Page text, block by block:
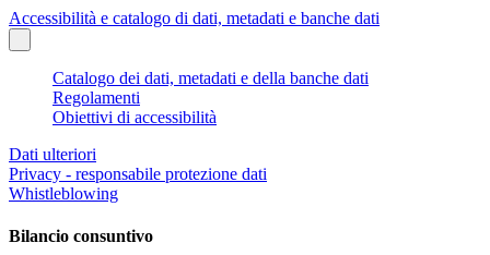
Accessibilità e catalogo di dati, metadati e banche dati
Catalogo dei dati, metadati e della banche dati
Regolamenti
Obiettivi di accessibilità
Dati ulteriori
Privacy - responsabile protezione dati
Whistleblowing
Bilancio consuntivo